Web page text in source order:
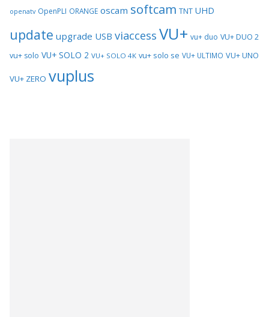
openatv OpenPLI ORANGE oscam softcam TNT UHD
update upgrade USB viaccess VU+ vu+ duo VU+ DUO 2
vu+ solo VU+ SOLO 2 VU+ SOLO 4K vu+ solo se VU+ ULTIMO VU+ UNO
VU+ ZERO vuplus